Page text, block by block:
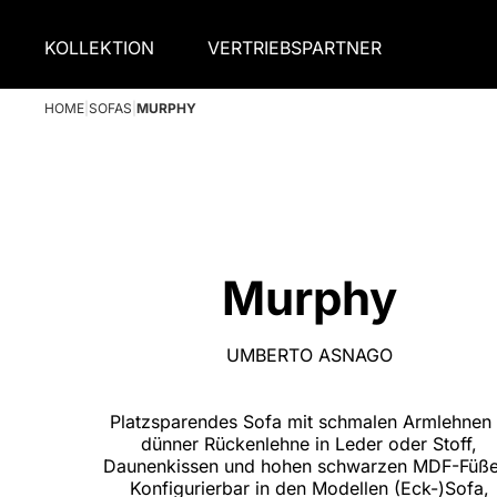
KOLLEKTION VERTRIEBSPARTNER
HOME SOFAS MURPHY
Murphy
UMBERTO ASNAGO
Platzsparendes Sofa mit schmalen Armlehnen
dünner Rückenlehne in Leder oder Stoff,
Daunenkissen und hohen schwarzen MDF-
Konfigurierbar in den Modellen (Eck-)Sofa,